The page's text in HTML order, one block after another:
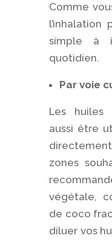
Comme
simple à
quotidien.
Par voie
Les huiles
aussi être
zones
végétale,
de coco
diluer vos